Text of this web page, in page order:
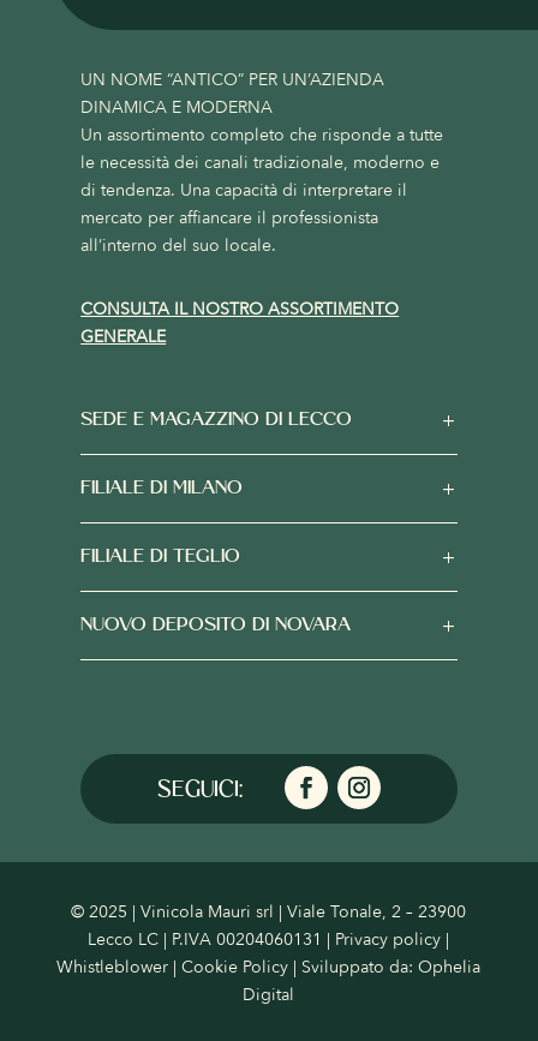
UN NOME “ANTICO” PER UN’AZIENDA
DINAMICA E MODERNA
Un assortimento completo che risponde a tutte
le necessità dei canali tradizionale, moderno e
di tendenza. Una capacità di interpretare il
mercato per affiancare il professionista
all’interno del suo locale.
CONSULTA IL NOSTRO ASSORTIMENTO
GENERALE
SEDE E MAGAZZINO DI LECCO
FILIALE DI MILANO
FILIALE DI TEGLIO
NUOVO DEPOSITO DI NOVARA
© 2025 | Vinicola Mauri srl | Viale Tonale, 2 – 23900
Lecco LC | P.IVA 00204060131 | Privacy policy |
Whistleblower |Cookie Policy | Sviluppato da:Ophelia
Digital